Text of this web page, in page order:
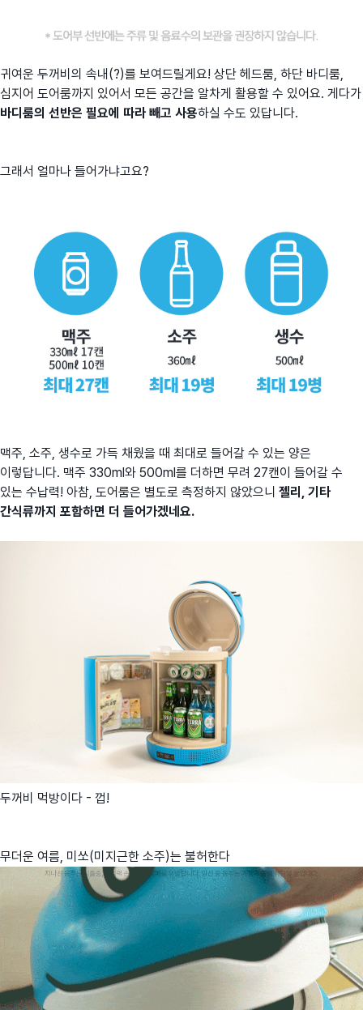
귀여운 두꺼비의 속내(?)를 보여드릴게요! 상단 헤드룸, 하단 바디룸,
심지어 도어룸까지 있어서 모든 공간을 알차게 활용할 수 있어요. 게다가
바디룸의 선반은 필요에 따라 빼고 사용하실 수도 있답니다.
그래서 얼마나 들어가냐고요?
맥주, 소주, 생수로 가득 채웠을 때 최대로 들어갈 수 있는 양은
이렇답니다. 맥주 330ml와 500ml를 더하면 무려 27캔이 들어갈 수
있는 수납력! 아참, 도어룸은 별도로 측정하지 않았으니 젤리, 기타
간식류까지 포함하면 더 들어가겠네요.
두꺼비 먹방이다 - 껍!
무더운 여름, 미쏘(미지근한 소주)는 불허한다